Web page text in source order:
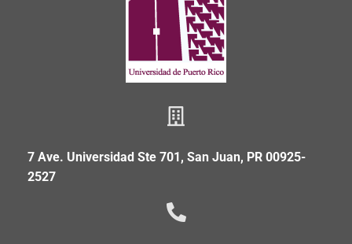
7 Ave. Universidad Ste 701, San Juan, PR 00925-
2527